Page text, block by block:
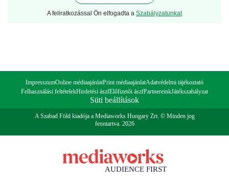
A feliratkozással Ön elfogadta a Szabályzatunkat
ImpresszumOnline médiaajánlatPrint médiaajánlatAdatvédelmi tájékoztató
Felhasználási feltételekHirdetési ászfElőfizetői ászfPartnereinkJátékszabályzat
Süti beállítások
A Szabad Föld kiadója a Mediaworks Hungary Zrt. © Minden jog
fenntartva. 2026